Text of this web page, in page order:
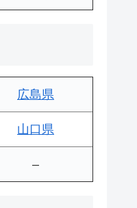
広島県
山口県
–